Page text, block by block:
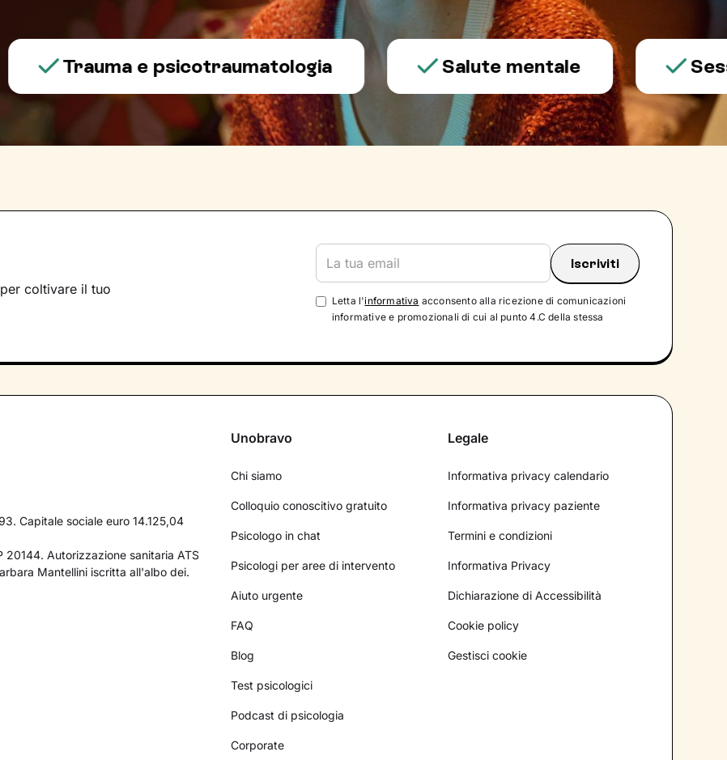
Trauma e psicotraumatologia Salute mentale
coltivare il tuo
Letta l'informativa acconsento alla ricezione di comunicazioni
informative e promozionali di cui al punto 4.C della stessa
Capitale sociale euro 14.125,04
20144. Autorizzazione sanitaria ATS
Mantellini iscritta all'albo dei.
Unobravo
Chi siamo
Colloquio conoscitivo gratuito
Psicologo in chat
Psicologi per aree di intervento
Aiuto urgente
FAQ
Blog
Test psicologici
Podcast di psicologia
Corporate
Legale
Informativa privacy calendario
Informativa privacy paziente
Termini e condizioni
Informativa Privacy
Dichiarazione di Accessibilità
Cookie policy
Gestisci cookie